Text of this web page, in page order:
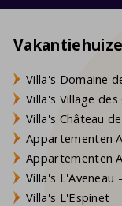
Villa's Domaine
Villa's Village des
Villa's Château
Appartementen
Appartementen
Villa's L'Aveneau
Villa's L'Espinet